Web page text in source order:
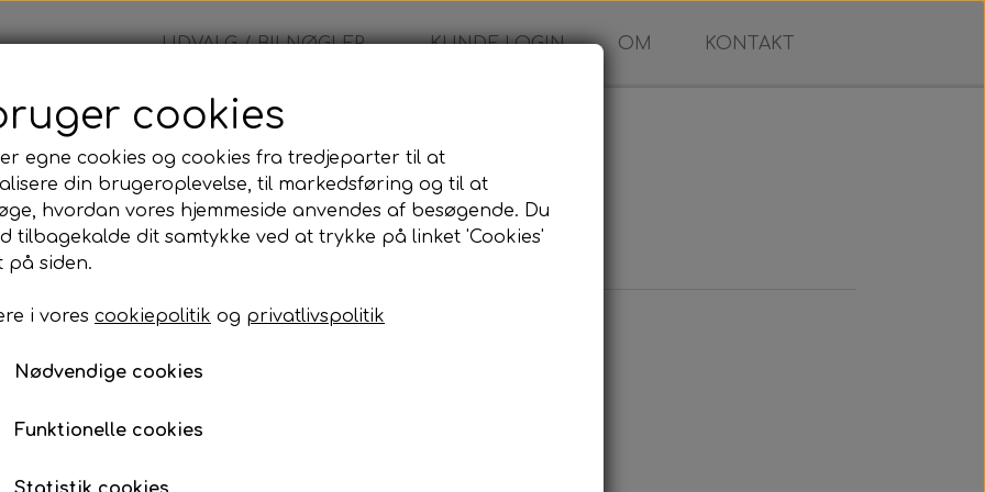
UDVALG / BILNØGLER KUNDE LOGIN OM KONTAKT
Opel - Nøglehus
150,00 kr.
Opel - Fjernbetjening
Lagerstatus:100 på lager
cookies
egne cookies og cookies fra tredjeparter til at
din brugeroplevelse, til markedsføring og til at
hvordan vores hjemmeside anvendes af besøgende. Du
tilbagekalde dit samtykke ved at trykke på linket 'Cookies'
på siden.
i vores cookiepolitik og privatlivspolitik
Nødvendige cookies
Funktionelle cookies